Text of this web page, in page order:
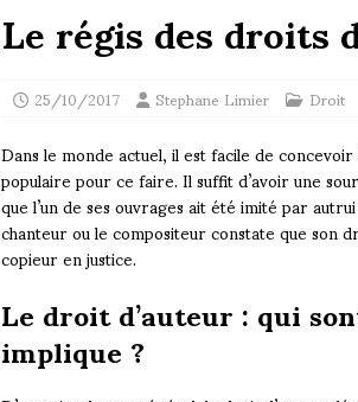
Le régis des droits
25/10/2017 Stephane Limier Droit
Dans le monde actuel, il est facile de
populaire pour ce faire. Il suffit d’avoir une
que l’un de ses ouvrages ait été imité par
chanteur ou le compositeur constate que son
copieur en justice.
Le droit d’auteur : qui
implique ?